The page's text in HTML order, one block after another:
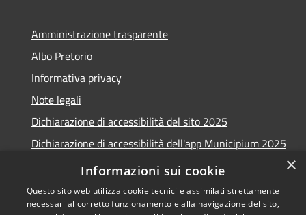
Amministrazione trasparente
Albo Pretorio
Informativa privacy
Note legali
Dichiarazione di accessibilità del sito 2025
Dichiarazione di accessibilità dell'app Municipium 2025
Obiettivi accessibilità 2025
×
Informazioni sui cookie
Questo sito web utilizza cookie tecnici e assimilati strettamente
necessari al corretto funzionamento e alla navigazione del sito,